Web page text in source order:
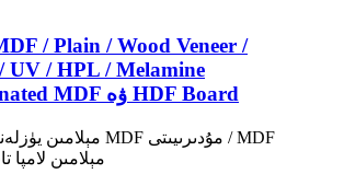
/ Plain / Wood Veneer /
UV / HPL / Melamine
Laminated MDF ۋە HDF Board